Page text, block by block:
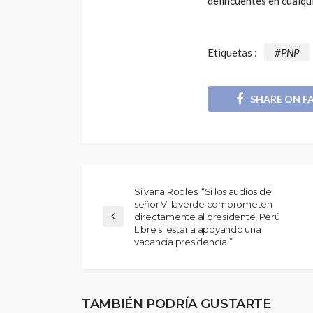
Etiquetas : #PNP
SHARE ON
Silvana Robles: “Si los audios del
señor Villaverde comprometen
directamente al presidente, Perú
Libre sí estaría apoyando una
vacancia presidencial”
TAMBIÉN PODRÍA GUSTARTE
despedidos en